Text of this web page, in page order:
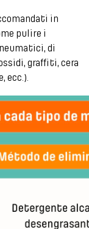
in
pulire i
di
graffiti, cera
ecc.).